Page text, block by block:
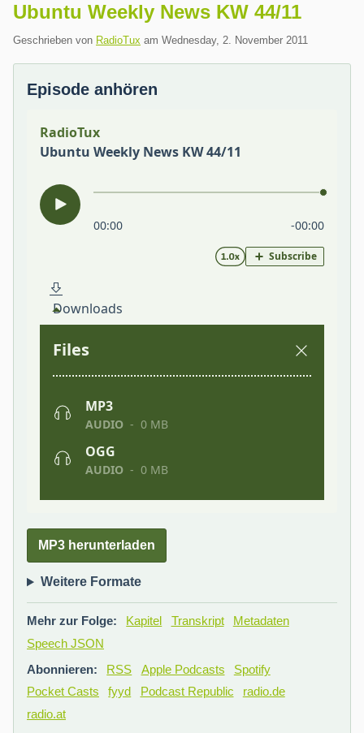
Ubuntu Weekly News KW 44/11
Geschrieben von RadioTux am Wednesday, 2. November 2011
Episode anhören
MP3 herunterladen
Weitere Formate
Mehr zur Folge: Kapitel Transkript
Metadaten
Speech JSON
Abonnieren:
RSS Apple Podcasts
Spotify
Pocket Casts
fyyd Podcast Republic
radio.de
radio.at